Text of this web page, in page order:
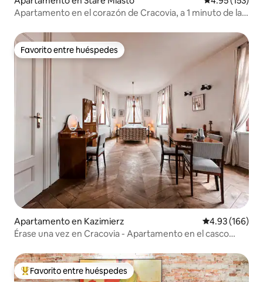
Apartamento en el corazón de Cracovia, a 1 minuto de la
Favorito entre huéspedes
Favorito entre huéspedes
Apartamento en Kazimierz Calificación
4.93 (166)
Érase una vez en Cracovia - Apartamento en el casco
Favorito entre huéspedes preferido
Favorito entre huéspedes